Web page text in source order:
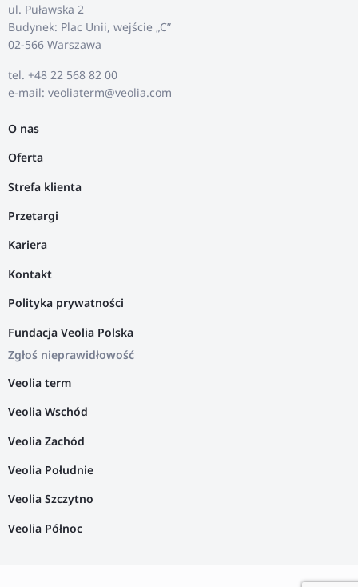
ul. Puławska 2
Budynek: Plac Unii, wejście „C”
02-566 Warszawa
tel. +48 22 568 82 00
e-mail: veoliaterm@veolia.com
O nas
Oferta
Strefa klienta
Przetargi
Kariera
Kontakt
Polityka prywatności
Fundacja Veolia Polska
Zgłoś nieprawidłowość
Veolia term
Veolia Wschód
Veolia Zachód
Veolia Południe
Veolia Szczytno
Veolia Północ